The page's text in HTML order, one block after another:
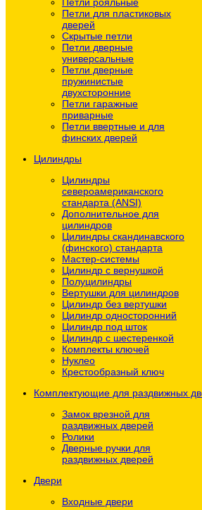
Петли для пластиковых
дверей
Скрытые петли
Петли дверные
универсальные
Петли дверные
пружинистые
двухсторонние
Петли гаражные
приварные
Петли ввертные и для
финских дверей
Цилиндры
Цилиндры
североамериканского
стандарта (ANSI)
Дополнительное для
цилиндров
Цилиндры скандинавского
(финского) стандарта
Мастер-системы
Цилиндр с вернушкой
Полуцилиндры
Вертушки для цилиндров
Цилиндр без вертушки
Цилиндр односторонний
Цилиндр под шток
Цилиндр с шестеренкой
Комплекты ключей
Нуклео
Крестообразный ключ
Комплектующие для раздвижных
Замок врезной для
раздвижных дверей
Ролики
Дверные ручки для
раздвижных дверей
Двери
Входные двери